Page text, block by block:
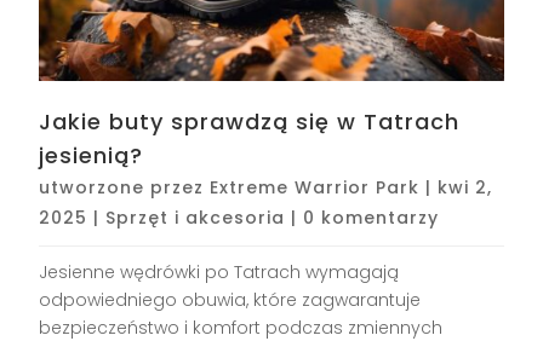
Jakie buty sprawdzą się w Tatrach
jesienią?
utworzone przez Extreme Warrior Park | kwi 2,
2025 | Sprzęt i akcesoria | 0 komentarzy
Jesienne wędrówki po Tatrach wymagają
odpowiedniego obuwia, które zagwarantuje
bezpieczeństwo i komfort podczas zmiennych